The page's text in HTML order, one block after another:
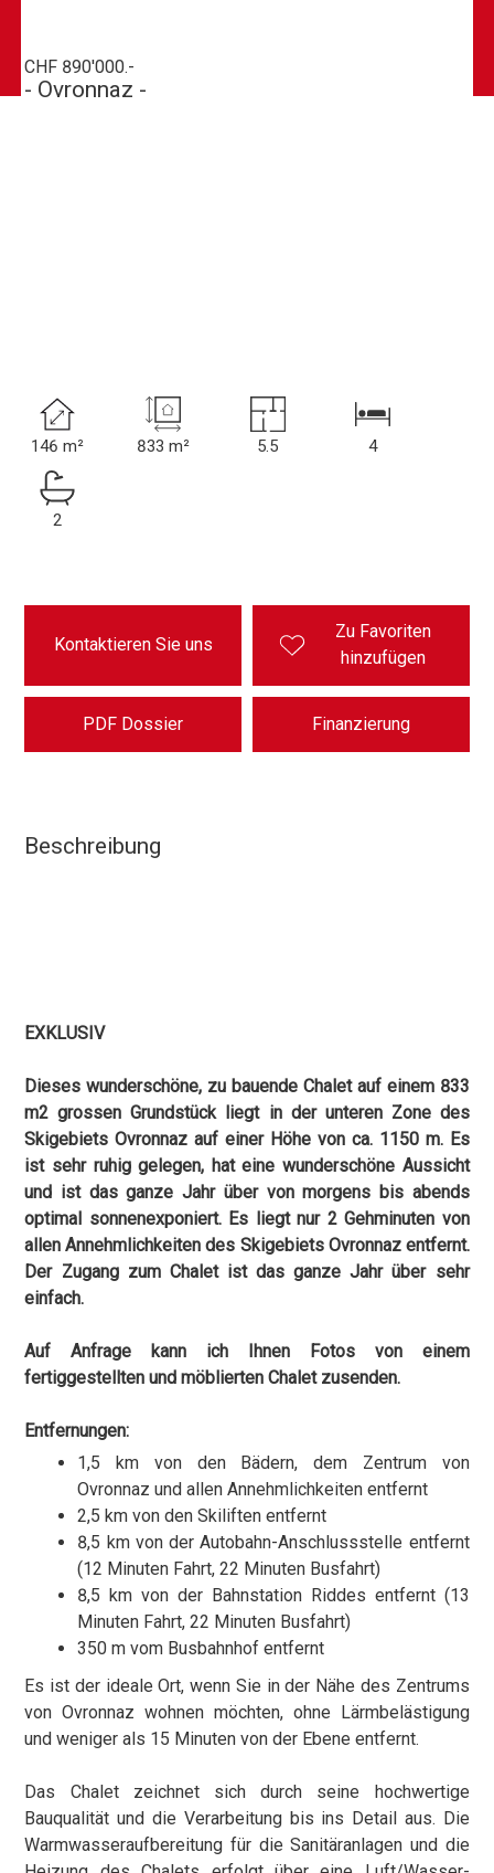
CHF 890'000.-
- Ovronnaz -
146 m² 833 m² 5.5 4
2
Kontaktieren Sie uns
Zu Favoriten
hinzufügen
PDF Dossier Finanzierung
Beschreibung
EXKLUSIV
Dieses wunderschöne, zu bauende Chalet auf einem 833
m2 grossen Grundstück liegt in der unteren Zone des
Skigebiets Ovronnaz auf einer Höhe von ca. 1150 m. Es
ist sehr ruhig gelegen, hat eine wunderschöne Aussicht
und ist das ganze Jahr über von morgens bis abends
optimal sonnenexponiert. Es liegt nur 2 Gehminuten von
allen Annehmlichkeiten des Skigebiets Ovronnaz entfernt.
Der Zugang zum Chalet ist das ganze Jahr über sehr
einfach.
Auf Anfrage kann ich Ihnen Fotos von einem
fertiggestellten und möblierten Chalet zusenden.
Entfernungen:
1,5 km von den Bädern, dem Zentrum von
Ovronnaz und allen Annehmlichkeiten entfernt
2,5 km von den Skiliften entfernt
8,5 km von der Autobahn-Anschlussstelle entfernt
(12 Minuten Fahrt, 22 Minuten Busfahrt)
8,5 km von der Bahnstation Riddes entfernt (13
Minuten Fahrt, 22 Minuten Busfahrt)
350 m vom Busbahnhof entfernt
Es ist der ideale Ort, wenn Sie in der Nähe des Zentrums
von Ovronnaz wohnen möchten, ohne Lärmbelästigung
und weniger als 15 Minuten von der Ebene entfernt.
Das Chalet zeichnet sich durch seine hochwertige
Bauqualität und die Verarbeitung bis ins Detail aus. Die
Warmwasseraufbereitung für die Sanitäranlagen und die